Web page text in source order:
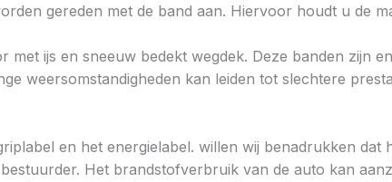
gereden met de band aan. Hiervoor houdt u de
ijs en sneeuw bedekt wegdek. Deze banden zijn
weersomstandigheden kan leiden tot slechtere
en het energielabel. willen wij benadrukken
Het brandstofverbruik van de auto kan